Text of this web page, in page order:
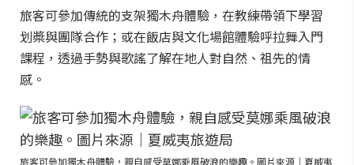
旅客可參加傳統的支架獨木舟體驗，在教練帶領下學習
划槳與團隊合作；或在飯店與文化場館體驗呼拉舞入門
課程，透過手勢與歌謠了解在地人對自然、祖先的情
感。
旅客可參加獨木舟體驗，親自感受莫娜乘風破浪的樂趣。圖片來源｜夏威夷